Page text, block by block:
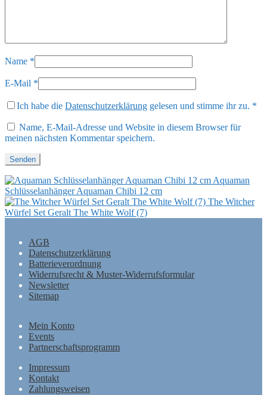
Name *
E-Mail *
Ich habe die Datenschutzerklärung gelesen und stimme ihr zu. *
Name, E-Mail-Adresse und Website in diesem Browser für
meinen nächsten Kommentar speichern.
Aquaman
Schlüsselanhänger Aquaman Chibi 12 cm
The Witcher
Würfel Set Geralt The White Wolf (7)
AGB
Datenschutzerklärung
Batterieverordnung
Widerrufsrecht & Muster-Widerrufsformular
Newsletter
Sitemap
Mein Konto
Events
Partnerschaftsprogramm
Impressum
Kontakt
Zahlungsweisen